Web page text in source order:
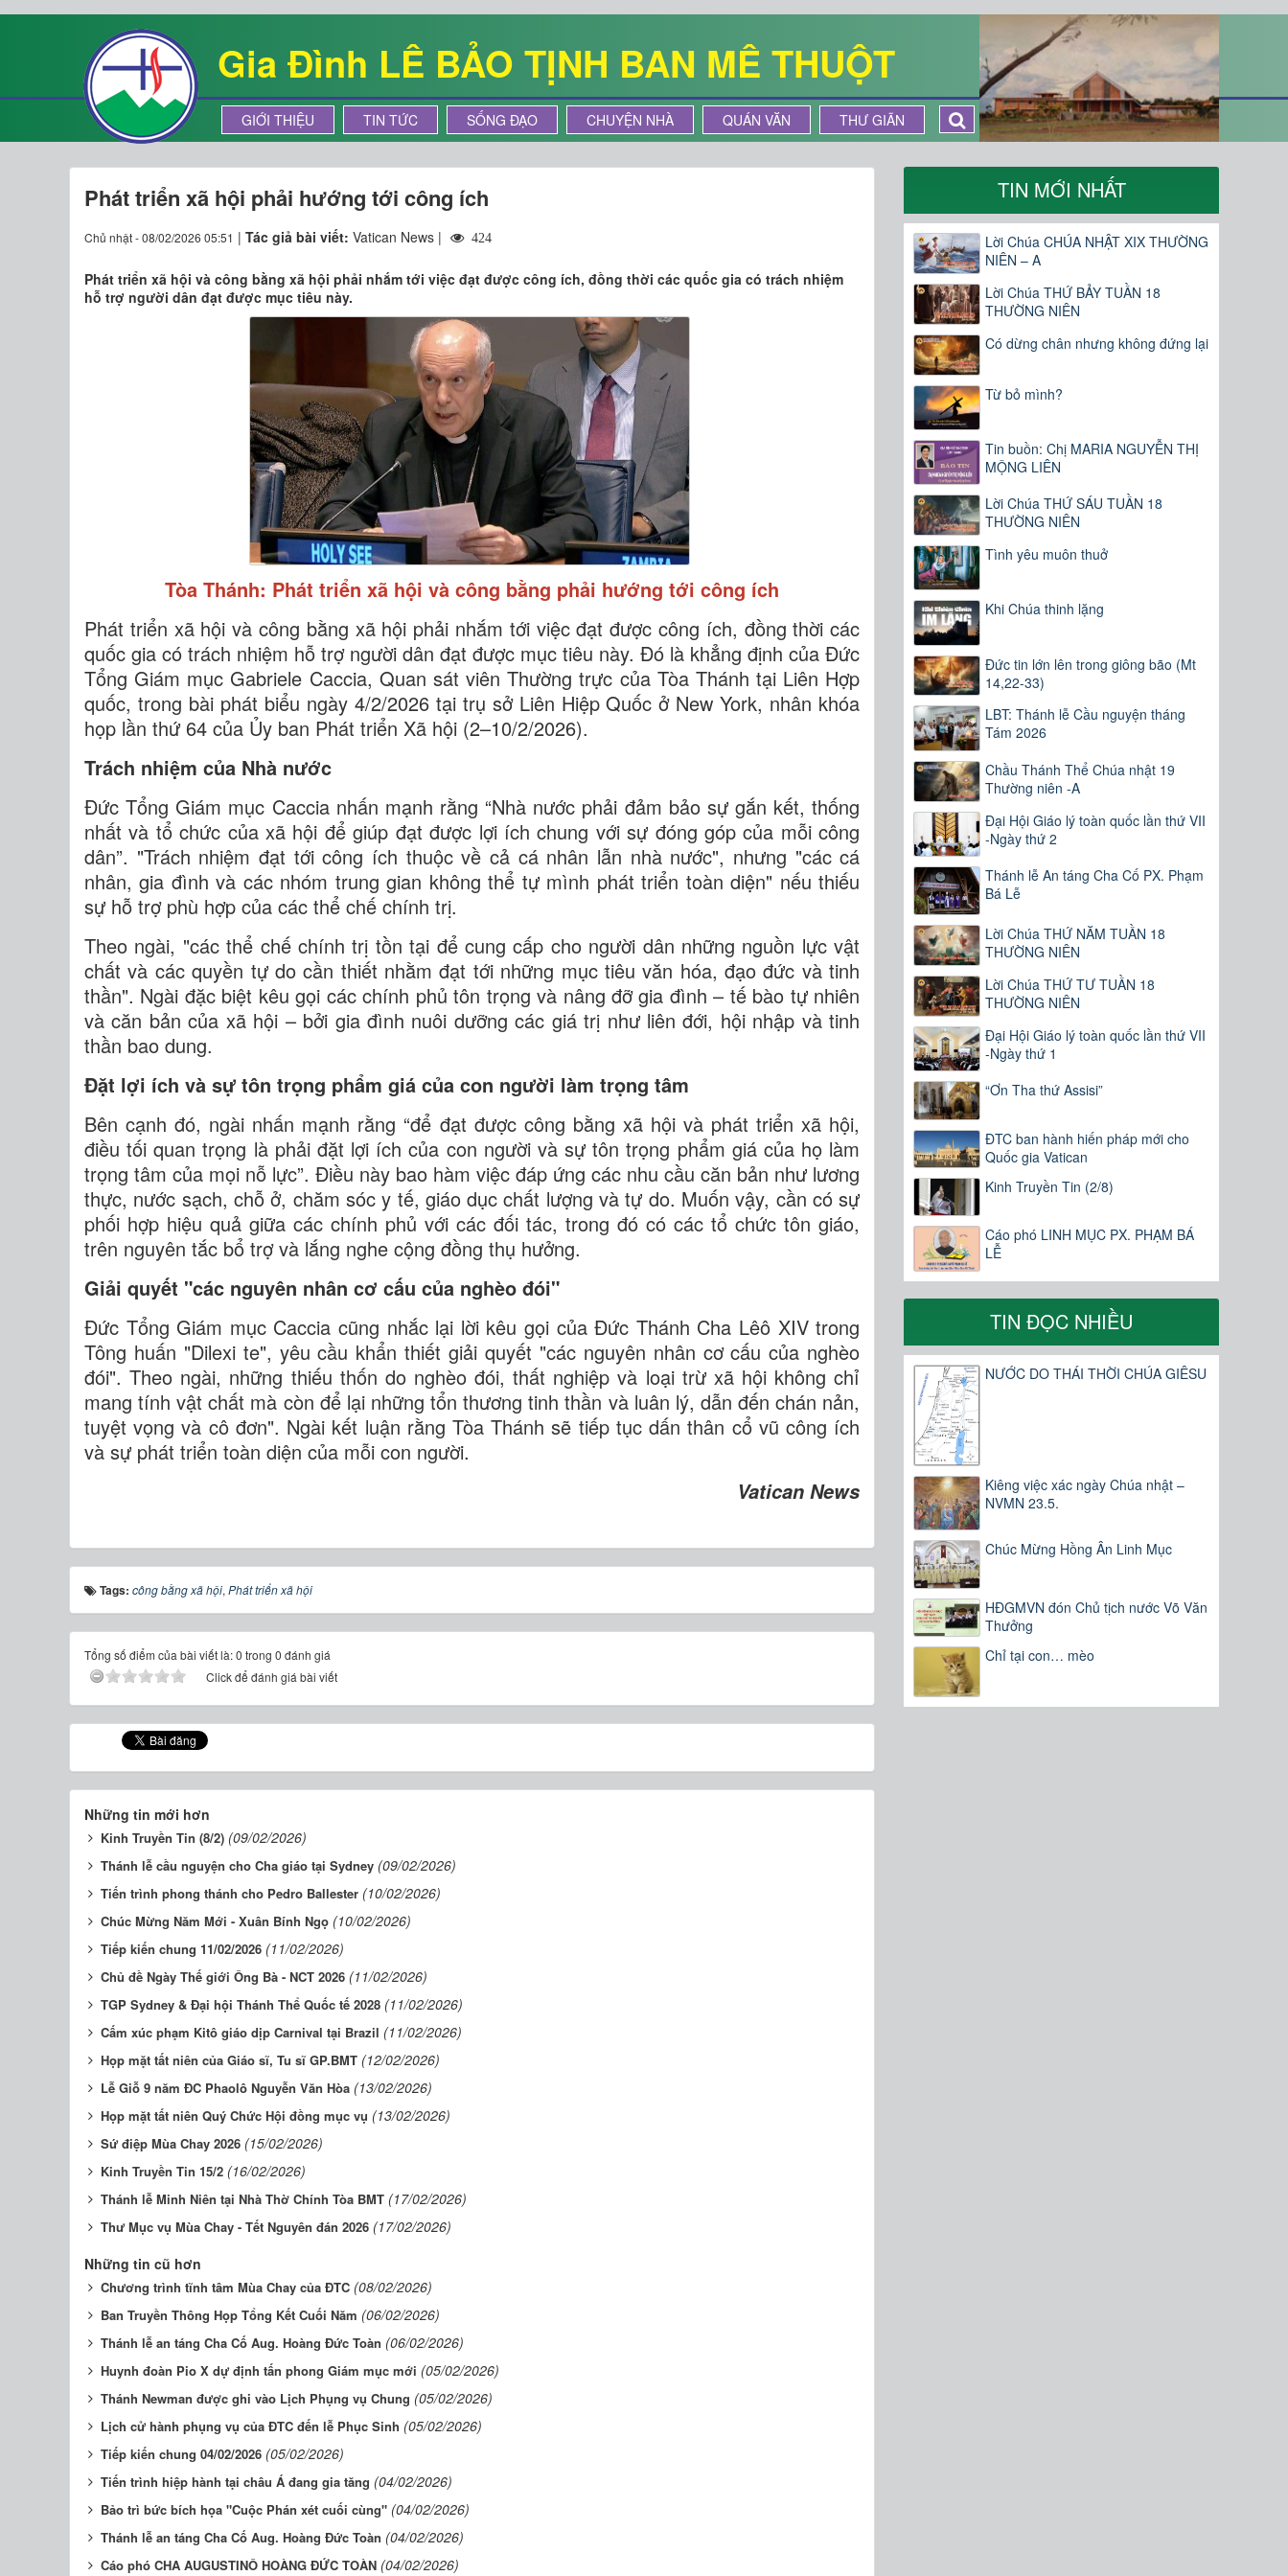
Gia Đình LÊ BẢO TỊNH BAN MÊ THUỘT
GIỚI THIỆU TIN TỨC SỐNG ĐẠO CHUYỆN NHÀ QUÁN VĂN THƯ GIÃN
Phát triển xã hội phải hướng tới công ích
Chủ nhật - 08/02/2026 05:51 | Tác giả bài viết: Vatican News | 424
Phát triển xã hội và công bằng xã hội phải nhắm tới việc đạt được công ích, đồng thời các quốc gia có trách nhiệm
hỗ trợ người dân đạt được mục tiêu này.
Tòa Thánh: Phát triển xã hội và công bằng phải hướng tới công ích
Phát triển xã hội và công bằng xã hội phải nhắm tới việc đạt được công ích, đồng thời các
quốc gia có trách nhiệm hỗ trợ người dân đạt được mục tiêu này. Đó là khẳng định của Đức
Tổng Giám mục Gabriele Caccia, Quan sát viên Thường trực của Tòa Thánh tại Liên Hợp
quốc, trong bài phát biểu ngày 4/2/2026 tại trụ sở Liên Hiệp Quốc ở New York, nhân khóa
họp lần thứ 64 của Ủy ban Phát triển Xã hội (2–10/2/2026).
Trách nhiệm của Nhà nước
Đức Tổng Giám mục Caccia nhấn mạnh rằng “Nhà nước phải đảm bảo sự gắn kết, thống
nhất và tổ chức của xã hội để giúp đạt được lợi ích chung với sự đóng góp của mỗi công
dân”. "Trách nhiệm đạt tới công ích thuộc về cả cá nhân lẫn nhà nước", nhưng "các cá
nhân, gia đình và các nhóm trung gian không thể tự mình phát triển toàn diện" nếu thiếu
sự hỗ trợ phù hợp của các thể chế chính trị.
Theo ngài, "các thể chế chính trị tồn tại để cung cấp cho người dân những nguồn lực vật
chất và các quyền tự do cần thiết nhằm đạt tới những mục tiêu văn hóa, đạo đức và tinh
thần". Ngài đặc biệt kêu gọi các chính phủ tôn trọng và nâng đỡ gia đình – tế bào tự nhiên
và căn bản của xã hội – bởi gia đình nuôi dưỡng các giá trị như liên đới, hội nhập và tinh
thần bao dung.
Đặt lợi ích và sự tôn trọng phẩm giá của con người làm trọng tâm
Bên cạnh đó, ngài nhấn mạnh rằng “để đạt được công bằng xã hội và phát triển xã hội,
điều tối quan trọng là phải đặt lợi ích của con người và sự tôn trọng phẩm giá của họ làm
trọng tâm của mọi nỗ lực”. Điều này bao hàm việc đáp ứng các nhu cầu căn bản như lương
thực, nước sạch, chỗ ở, chăm sóc y tế, giáo dục chất lượng và tự do. Muốn vậy, cần có sự
phối hợp hiệu quả giữa các chính phủ với các đối tác, trong đó có các tổ chức tôn giáo,
trên nguyên tắc bổ trợ và lắng nghe cộng đồng thụ hưởng.
Giải quyết "các nguyên nhân cơ cấu của nghèo đói"
Đức Tổng Giám mục Caccia cũng nhắc lại lời kêu gọi của Đức Thánh Cha Lêô XIV trong
Tông huấn "Dilexi te", yêu cầu khẩn thiết giải quyết "các nguyên nhân cơ cấu của nghèo
đói". Theo ngài, những thiếu thốn do nghèo đói, thất nghiệp và loại trừ xã hội không chỉ
mang tính vật chất mà còn để lại những tổn thương tinh thần và luân lý, dẫn đến chán nản,
tuyệt vọng và cô đơn". Ngài kết luận rằng Tòa Thánh sẽ tiếp tục dấn thân cổ vũ công ích
và sự phát triển toàn diện của mỗi con người.
Vatican News
Tags: công bằng xã hội, Phát triển xã hội
Tổng số điểm của bài viết là: 0 trong 0 đánh giá
Click để đánh giá bài viết
Những tin mới hơn
Kinh Truyền Tin (8/2) (09/02/2026)
Thánh lễ cầu nguyện cho Cha giáo tại Sydney (09/02/2026)
Tiến trình phong thánh cho Pedro Ballester (10/02/2026)
Chúc Mừng Năm Mới - Xuân Bính Ngọ (10/02/2026)
Tiếp kiến chung 11/02/2026 (11/02/2026)
Chủ đề Ngày Thế giới Ông Bà - NCT 2026 (11/02/2026)
TGP Sydney & Đại hội Thánh Thể Quốc tế 2028 (11/02/2026)
Cấm xúc phạm Kitô giáo dịp Carnival tại Brazil (11/02/2026)
Họp mặt tất niên của Giáo sĩ, Tu sĩ GP.BMT (12/02/2026)
Lễ Giỗ 9 năm ĐC Phaolô Nguyễn Văn Hòa (13/02/2026)
Họp mặt tất niên Quý Chức Hội đồng mục vụ (13/02/2026)
Sứ điệp Mùa Chay 2026 (15/02/2026)
Kinh Truyền Tin 15/2 (16/02/2026)
Thánh lễ Minh Niên tại Nhà Thờ Chính Tòa BMT (17/02/2026)
Thư Mục vụ Mùa Chay - Tết Nguyên đán 2026 (17/02/2026)
Những tin cũ hơn
Chương trình tĩnh tâm Mùa Chay của ĐTC (08/02/2026)
Ban Truyền Thông Họp Tổng Kết Cuối Năm (06/02/2026)
Thánh lễ an táng Cha Cố Aug. Hoàng Đức Toàn (06/02/2026)
Huynh đoàn Pio X dự định tấn phong Giám mục mới (05/02/2026)
Thánh Newman được ghi vào Lịch Phụng vụ Chung (05/02/2026)
Lịch cử hành phụng vụ của ĐTC đến lễ Phục Sinh (05/02/2026)
Tiếp kiến chung 04/02/2026 (05/02/2026)
Tiến trình hiệp hành tại châu Á đang gia tăng (04/02/2026)
Bảo trì bức bích họa "Cuộc Phán xét cuối cùng" (04/02/2026)
Thánh lễ an táng Cha Cố Aug. Hoàng Đức Toàn (04/02/2026)
Cáo phó CHA AUGUSTINÔ HOÀNG ĐỨC TOÀN (04/02/2026)
TIN MỚI NHẤT
Lời Chúa CHÚA NHẬT XIX THƯỜNG
NIÊN – A
Lời Chúa THỨ BẢY TUẦN 18
THƯỜNG NIÊN
Có dừng chân nhưng không đứng lại
Từ bỏ mình?
Tin buồn: Chị MARIA NGUYỄN THỊ
MỘNG LIÊN
Lời Chúa THỨ SÁU TUẦN 18
THƯỜNG NIÊN
Tình yêu muôn thuở
Khi Chúa thinh lặng
Đức tin lớn lên trong giông bão (Mt
14,22-33)
LBT: Thánh lễ Cầu nguyện tháng
Tám 2026
Chầu Thánh Thể Chúa nhật 19
Thường niên -A
Đại Hội Giáo lý toàn quốc lần thứ VII
-Ngày thứ 2
Thánh lễ An táng Cha Cố PX. Phạm
Bá Lễ
Lời Chúa THỨ NĂM TUẦN 18
THƯỜNG NIÊN
Lời Chúa THỨ TƯ TUẦN 18
THƯỜNG NIÊN
Đại Hội Giáo lý toàn quốc lần thứ VII
-Ngày thứ 1
“Ơn Tha thứ Assisi”
ĐTC ban hành hiến pháp mới cho
Quốc gia Vatican
Kinh Truyền Tin (2/8)
Cáo phó LINH MỤC PX. PHẠM BÁ
LỄ
TIN ĐỌC NHIỀU
NƯỚC DO THÁI THỜI CHÚA GIÊSU
Kiêng việc xác ngày Chúa nhật –
NVMN 23.5.
Chúc Mừng Hồng Ân Linh Mục
HĐGMVN đón Chủ tịch nước Võ Văn
Thưởng
Chỉ tại con… mèo